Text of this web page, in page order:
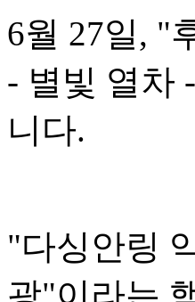
6월 27일, "
- 별빛 열차
니다.
"다싱안링
광"이라는